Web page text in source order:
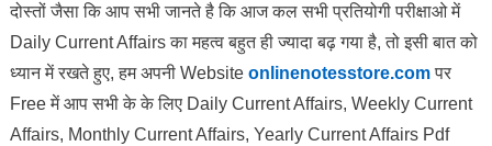
दोस्तों जैसा कि आप सभी जानते है कि आज कल सभी प्रतियोगी परीक्षाओ में
Daily Current Affairs का महत्व बहुत ही ज्यादा बढ़ गया है, तो इसी बात को
ध्यान में रखते हुए, हम अपनी Website onlinenotesstore.comपर
Free में आप सभी के के लिए Daily Current Affairs, Weekly Current
Affairs, Monthly Current Affairs, Yearly Current Affairs Pdf